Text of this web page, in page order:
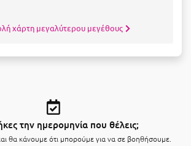
χάρτη μεγαλύτερου μεγέθους
την ημερομηνία που θέλεις;
θα κάνουμε ότι μπορούμε για να σε βοηθήσουμε.